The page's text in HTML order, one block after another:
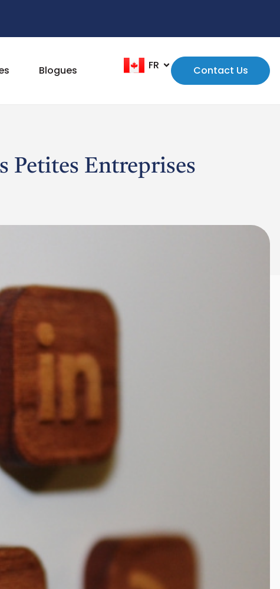
Blogues FR
EN Contact Us
Petites Entreprises